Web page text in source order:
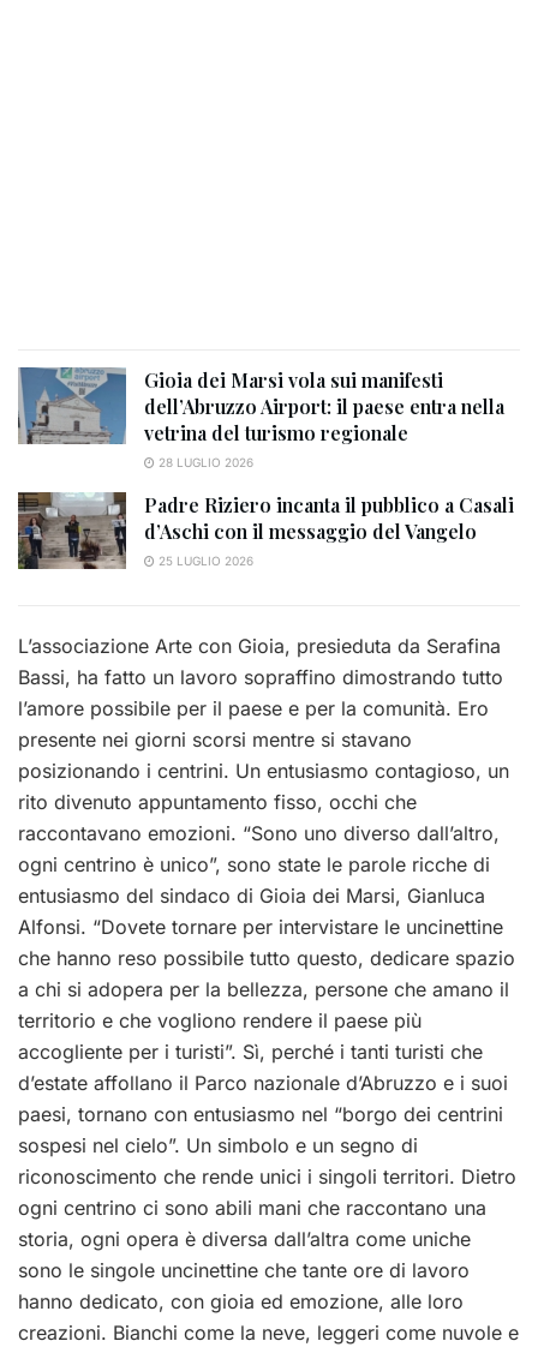
Gioia dei Marsi vola sui manifesti
dell’Abruzzo Airport: il paese entra nella
vetrina del turismo regionale
28 LUGLIO 2026
Padre Riziero incanta il pubblico a Casali
d’Aschi con il messaggio del Vangelo
25 LUGLIO 2026
L’associazione Arte con Gioia, presieduta da Serafina
Bassi, ha fatto un lavoro sopraffino dimostrando tutto
l’amore possibile per il paese e per la comunità. Ero
presente nei giorni scorsi mentre si stavano
posizionando i centrini. Un entusiasmo contagioso, un
rito divenuto appuntamento fisso, occhi che
raccontavano emozioni. “Sono uno diverso dall’altro,
ogni centrino è unico”, sono state le parole ricche di
entusiasmo del sindaco di Gioia dei Marsi, Gianluca
Alfonsi. “Dovete tornare per intervistare le uncinettine
che hanno reso possibile tutto questo, dedicare spazio
a chi si adopera per la bellezza, persone che amano il
territorio e che vogliono rendere il paese più
accogliente per i turisti”. Sì, perché i tanti turisti che
d’estate affollano il Parco nazionale d’Abruzzo e i suoi
paesi, tornano con entusiasmo nel “borgo dei centrini
sospesi nel cielo”. Un simbolo e un segno di
riconoscimento che rende unici i singoli territori. Dietro
ogni centrino ci sono abili mani che raccontano una
storia, ogni opera è diversa dall’altra come uniche
sono le singole uncinettine che tante ore di lavoro
hanno dedicato, con gioia ed emozione, alle loro
creazioni. Bianchi come la neve, leggeri come nuvole e